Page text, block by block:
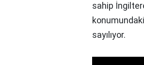
sahip
sayılıyor.